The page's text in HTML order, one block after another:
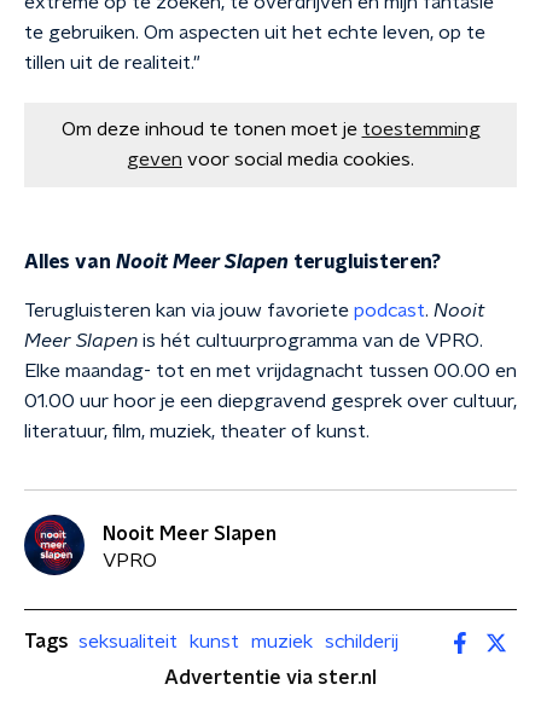
te gebruiken. Om aspecten uit het echte leven, op te
tillen uit de realiteit."
Om deze inhoud te tonen moet je toestemming
geven voor social media cookies.
Alles van Nooit Meer Slapen terugluisteren?
Terugluisteren kan via jouw favoriete podcast. Nooit
Meer Slapen is hét cultuurprogramma van de VPRO.
Elke maandag- tot en met vrijdagnacht tussen 00.00 en
01.00 uur hoor je een diepgravend gesprek over cultuur,
literatuur, film, muziek, theater of kunst.
Nooit Meer Slapen
VPRO
Tags seksualiteit kunst muziek
schilderij
Advertentie via ster.nl